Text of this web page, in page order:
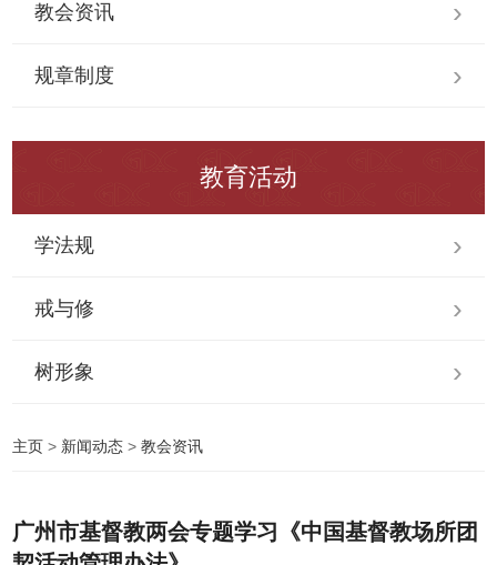
教会资讯
规章制度
教育活动
学法规
戒与修
树形象
主页 > 新闻动态 >教会资讯
广州市基督教两会专题学习《中国基督教场所团